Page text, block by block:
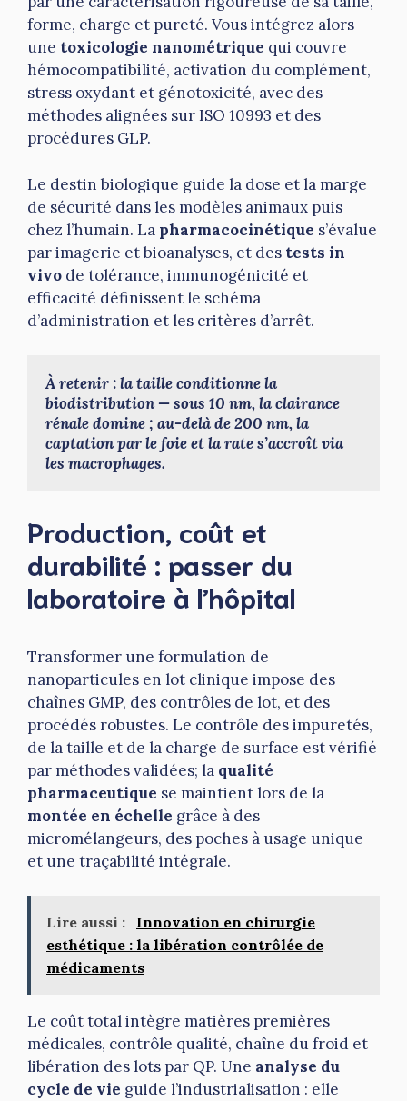
forme, charge et pureté. Vous intégrez alors
une toxicologie nanométrique qui couvre
hémocompatibilité, activation du complément,
stress oxydant et génotoxicité, avec des
méthodes alignées sur ISO 10993 et des
procédures GLP.
Le destin biologique guide la dose et la marge
de sécurité dans les modèles animaux puis
chez l’humain. La pharmacocinétique s’évalue
par imagerie et bioanalyses, et des tests in
vivo de tolérance, immunogénicité et
efficacité définissent le schéma
d’administration et les critères d’arrêt.
À retenir : la taille conditionne la
biodistribution — sous 10 nm, la clairance
rénale domine ; au-delà de 200 nm, la
captation par le foie et la rate s’accroît via
les macrophages.
Production, coût et
durabilité : passer du
laboratoire à l’hôpital
Transformer une formulation de
nanoparticules en lot clinique impose des
chaînes GMP, des contrôles de lot, et des
procédés robustes. Le contrôle des impuretés,
de la taille et de la charge de surface est vérifié
par méthodes validées; la qualité
pharmaceutique se maintient lors de la
montée en échelle grâce à des
micromélangeurs, des poches à usage unique
et une traçabilité intégrale.
Lire aussi :
Innovation en chirurgie
esthétique : la libération contrôlée de
médicaments
Le coût total intègre matières premières
médicales, contrôle qualité, chaîne du froid et
libération des lots par QP. Une analyse du
cycle de vie guide l’industrialisation : elle